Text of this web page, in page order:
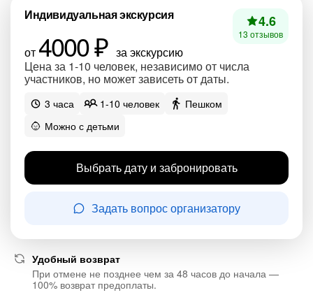
Индивидуальная экскурсия
от 4000 ₽ за экскурсию
Цена за 1-10 человек, независимо от числа
участников, но может зависеть от даты.
4.6
13 отзывов
3 часа 1-10 человек
Пешком
Можно с детьми
Выбрать дату и забронировать
Задать вопрос организатору
Удобный возврат
При отмене не позднее чем за 48 часов до начала —
100% возврат предоплаты.